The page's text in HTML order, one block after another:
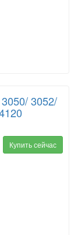
3052/
Купить сейчас